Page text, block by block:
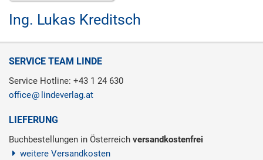
Ing. Lukas Kreditsch
SERVICE TEAM LINDE
Service Hotline: +43 1 24 630
office
lindeverlag.at
LIEFERUNG
Buchbestellungen in Österreich versandkostenfrei
weitere Versandkosten